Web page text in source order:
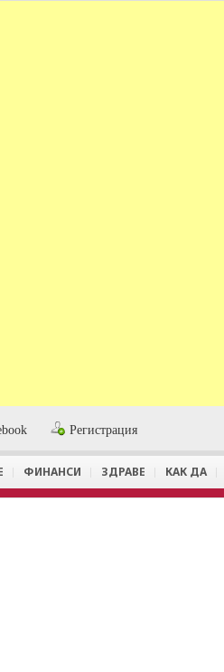
Регистрация
ФИНАНСИ ЗДРАВЕ КАК ДА